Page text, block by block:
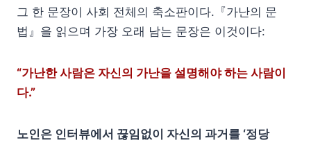
그 한 문장이 사회 전체의 축소판이다.『가난의 문
법』을 읽으며 가장 오래 남는 문장은 이것이다:
“가난한 사람은 자신의 가난을 설명해야 하는 사람이
다.”
노인은 인터뷰에서 끊임없이 자신의 과거를 ‘정당